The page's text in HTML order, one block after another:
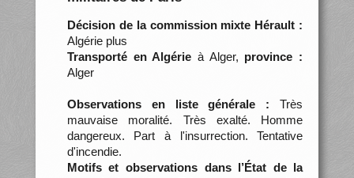
Décision de la commission mixte Hérault :
Algérie plus
Transporté en Algérie à Alger, province :
Alger
Observations en liste générale : Très
mauvaise moralité. Très exalté. Homme
dangereux. Part à l'insurrection. Tentative
d'incendie.
Motifs et observations dans l’État de la